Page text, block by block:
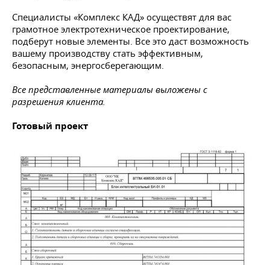
Специалисты «Комплекс КАД» осуществят для вас
грамотное электротехническое проектирование,
подберут новые элементы. Все это даст возможность
вашему производству стать эффективным,
безопасным, энергосберегающим.
Все представленные материалы выложены с
разрешения клиента.
Готовый проект